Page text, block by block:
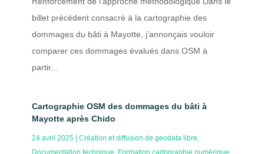
billet précédent consacré à la cartographie des
dommages du bâti à Mayotte, j’annonçais vouloir
comparer ces dommages évalués dans OSM à
partir...
Cartographie OSM des dommages du bâti à
Mayotte après Chido
24 avril 2025 Création et diffusion de geodata libre,